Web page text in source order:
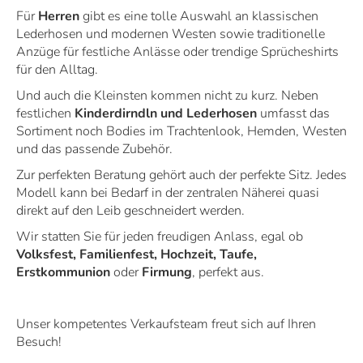
FürHerrengibt es eine tolle Auswahl an klassischen
Lederhosen und modernen Westen sowie traditionelle
Anzüge für festliche Anlässe oder trendige Sprücheshirts
für den Alltag.
Und auch die Kleinsten kommen nicht zu kurz. Neben
festlichen Kinderdirndln und Lederhosen umfasst das
Sortiment noch Bodies im Trachtenlook, Hemden, Westen
und das passende Zubehör.
Zur perfekten Beratung gehört auch der perfekte Sitz. Jedes
Modell kann bei Bedarf in der zentralen Näherei quasi
direkt auf den Leib geschneidert werden.
Wir statten Sie für jeden freudigen Anlass, egal ob
Volksfest, Familienfest, Hochzeit, Taufe,
ErstkommunionoderFirmung, perfekt aus.
Unser kompetentes Verkaufsteam freut sich auf Ihren
Besuch!